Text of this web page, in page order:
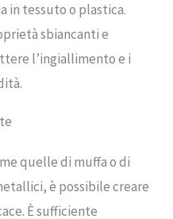
in tessuto o plastica.
sbiancanti e
l’ingiallimento e i
quelle di muffa o di
è possibile creare
È sufficiente